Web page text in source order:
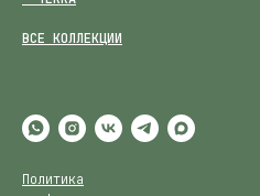
ВСЕ КОЛЛЕКЦИИ
Политика